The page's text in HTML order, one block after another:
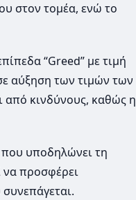
στον τομέα, ενώ το
“Greed” με τιμή
αύξηση των τιμών των
από κινδύνους, καθώς η
που υποδηλώνει τη
να προσφέρει